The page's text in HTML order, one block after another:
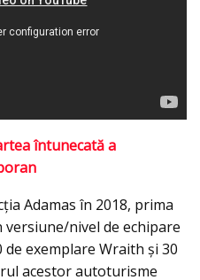
întunecată a
Adamas în 2018, prima
nivel de echipare
exemplare Wraith și 30
acestor autoturisme